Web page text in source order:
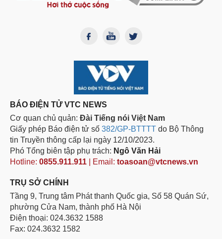
BÁO ĐIỆN TỬ VTC NEWS
Cơ quan chủ quản: Đài Tiếng nói Việt Nam
Giấy phép Báo điện tử số 382/GP-BTTTT do Bộ Thông
tin Truyền thông cấp lại ngày 12/10/2023.
Phó Tổng biên tập phụ trách: Ngô Văn Hải
Hotline: 0855.911.911 | Email: toasoan@vtcnews.vn
TRỤ SỞ CHÍNH
Tầng 9, Trung tâm Phát thanh Quốc gia, Số 58 Quán Sứ,
phường Cửa Nam, thành phố Hà Nội
Điện thoại: 024.3632 1588
Fax: 024.3632 1582